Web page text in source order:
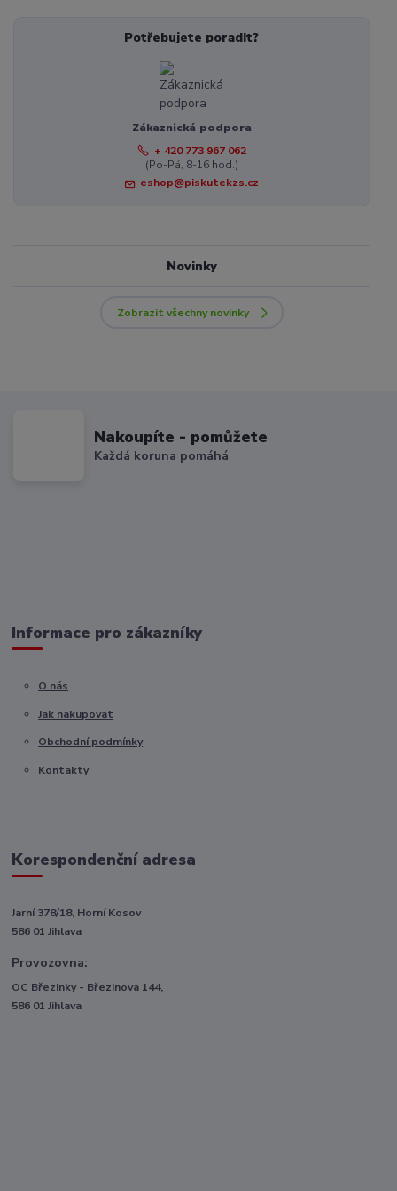
Potřebujete poradit?
Zákaznická podpora
+ 420 773 967 062
(Po-Pá, 8-16 hod.)
eshop@piskutekzs.cz
Novinky
Zobrazit všechny novinky
Nakoupíte - pomůžete
Každá koruna pomáhá
Informace pro zákazníky
O nás
Jak nakupovat
Obchodní podmínky
Kontakty
Korespondenční adresa
Jarní 378/18, Horní Kosov
586 01 Jihlava
Provozovna:
OC Březinky - Březinova 144,
586 01 Jihlava